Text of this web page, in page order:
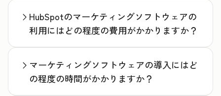
HubSpotのマーケティングソフトウェアの
利用にはどの程度の費用がかかりますか？
マーケティングソフトウェアの導入にはど
の程度の時間がかかりますか？